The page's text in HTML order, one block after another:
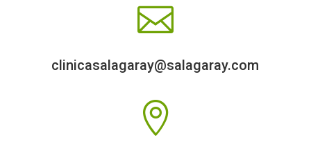

clinicasalagaray@salagaray.com
